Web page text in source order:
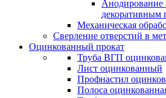
декоративным
Механическая
Сверление отверстий в
Оцинкованный прокат
Труба ВГП
Лист оцинкованный
Профнастил
Полоса